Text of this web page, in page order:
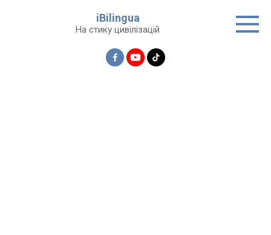
iBilingua
На стику цивілізацій